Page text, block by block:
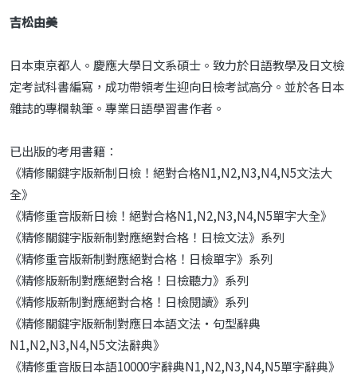
吉松由美
日本東京都人。慶應大學日文系碩士。致力於日語教學及日文檢
定考試科書編寫，成功帶領考生迎向日檢考試高分。並於各日本
雜誌的專欄執筆。專業日語學習書作者。
已出版的考用書籍：
《精修關鍵字版新制日檢！絕對合格N1,N2,N3,N4,N5文法大
全》
《精修重音版新日檢！絕對合格N1,N2,N3,N4,N5單字大全》
《精修關鍵字版新制對應絕對合格！日檢文法》系列
《精修重音版新制對應絕對合格！日檢單字》系列
《精修版新制對應絕對合格！日檢聽力》系列
《精修版新制對應絕對合格！日檢閱讀》系列
《精修關鍵字版新制對應日本語文法・句型辭典
N1,N2,N3,N4,N5文法辭典》
《精修重音版日本語10000字辭典N1,N2,N3,N4,N5單字辭典》